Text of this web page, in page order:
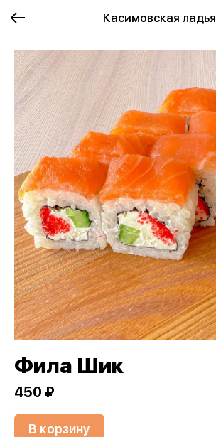
Касимовская ладья
Фила Шик
450 ₽
В корзину